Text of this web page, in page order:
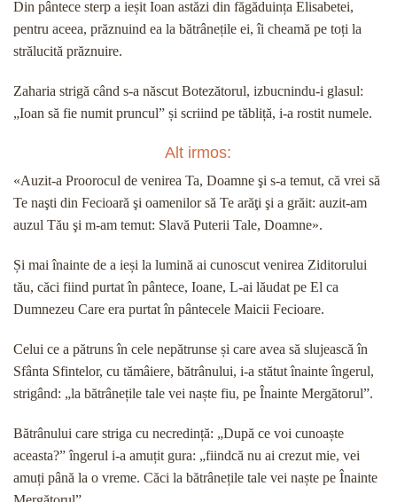
Din pântece sterp a ieșit Ioan astăzi din făgăduința Elisabetei,
pentru aceea, prăznuind ea la bătrânețile ei, îi cheamă pe toți la
strălucită prăznuire.
Zaharia strigă când s-a născut Botezătorul, izbucnindu-i glasul:
„Ioan să fie numit pruncul” și scriind pe tăbliță, i-a rostit numele.
Alt irmos:
«Auzit-a Proorocul de venirea Ta, Doamne şi s-a temut, că vrei să
Te naşti din Fecioară şi oamenilor să Te arăţi şi a grăit: auzit-am
auzul Tău şi m-am temut: Slavă Puterii Tale, Doamne».
Și mai înainte de a ieși la lumină ai cunoscut venirea Ziditorului
tău, căci fiind purtat în pântece, Ioane, L-ai lăudat pe El ca
Dumnezeu Care era purtat în pântecele Maicii Fecioare.
Celui ce a pătruns în cele nepătrunse și care avea să slujească în
Sfânta Sfintelor, cu tămâiere, bătrânului, i-a stătut înainte îngerul,
strigând: „la bătrânețile tale vei naște fiu, pe Înainte Mergătorul”.
Bătrânului care striga cu necredință: „După ce voi cunoaște
aceasta?” îngerul i-a amuțit gura: „fiindcă nu ai crezut mie, vei
amuți până la o vreme. Căci la bătrânețile tale vei naște pe Înainte